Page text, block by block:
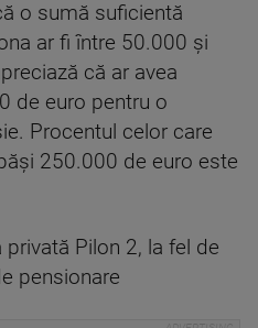
o sumă suficientă
ar fi între 50.000 și
că ar avea
de euro pentru o
Procentul celor care
250.000 de euro este
Pilon 2, la fel de
pensionare